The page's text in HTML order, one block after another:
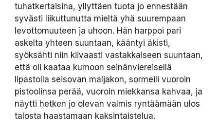
tuhatkertaisina, yllyttäen tuota jo ennestään
syvästi liikuttunutta mieltä yhä suurempaan
levottomuuteen ja uhoon. Hän harppoi pari
askelta yhteen suuntaan, kääntyi äkisti,
syöksähti niin kiivaasti vastakkaiseen suuntaan,
että oli kaataa kumoon seinänviereisellä
lipastolla seisovan maljakon, sormeili vuoroin
pistoolinsa perää, vuoroin miekkansa kahvaa, ja
näytti hetken jo olevan valmis ryntäämään ulos
talosta haastamaan kaksintaistelua.